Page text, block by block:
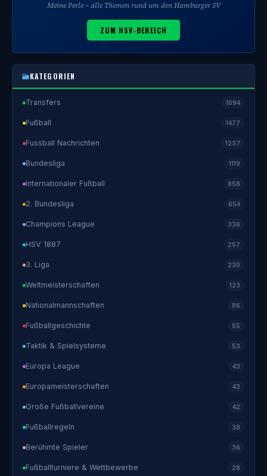
Meine Perle – alle Themen rund um den Hamburger SV
ZUM HSV-BEREICH
KATEGORIEN
Transfers 1694
Fußball 1477
Fussball Nachrichten 1237
Bundesliga 1119
Internationaler Fußball 858
2. Bundesliga 654
Champions League 336
HSV 1887 257
3. Liga 230
Weltmeisterschaften 123
Nationalmannschaften 86
Fußballgeschichte 55
Taktik & Spielsysteme 53
Europa League 43
Europameisterschaften 43
Große Fußballvereine 42
Fußballregeln 38
Berühmte Spieler 36
Fußballturniere & Wettbewerbe 28